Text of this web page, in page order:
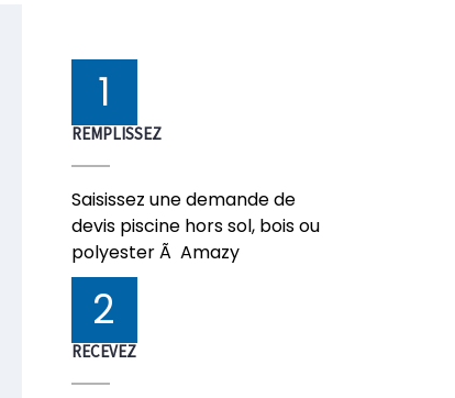
1
REMPLISSEZ
Saisissez une demande de
devis piscine hors sol, bois ou
polyester Ã Amazy
2
RECEVEZ